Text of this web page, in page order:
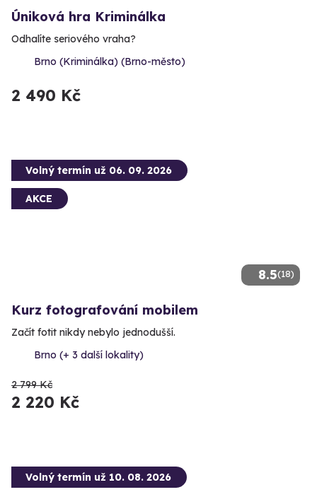
Úniková hra Kriminálka
Odhalíte seriového vraha?
Brno (Kriminálka) (Brno-město)
2 490 Kč
8.5(18)
Volný termín už 06. 09. 2026
AKCE
Kurz fotografování mobilem
Začít fotit nikdy nebylo jednodušší.
Brno (+ 3 další lokality)
2 799 Kč
2 220 Kč
Volný termín už 10. 08. 2026